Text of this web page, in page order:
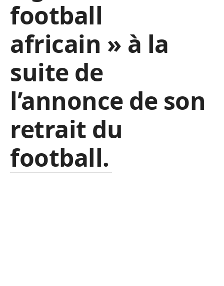
football
africain » à la
suite de
l’annonce de son
retrait du
football.